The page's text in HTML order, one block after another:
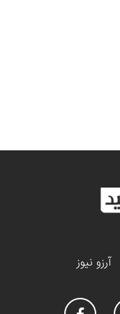
آرزو نیوز